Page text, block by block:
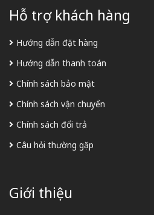
Hỗ trợ khách hàng
Hướng dẫn đặt hàng
Hướng dẫn thanh toán
Chính sách bảo mật
Chính sách vận chuyển
Chính sách đổi trả
Câu hỏi thường gặp
Giới thiệu